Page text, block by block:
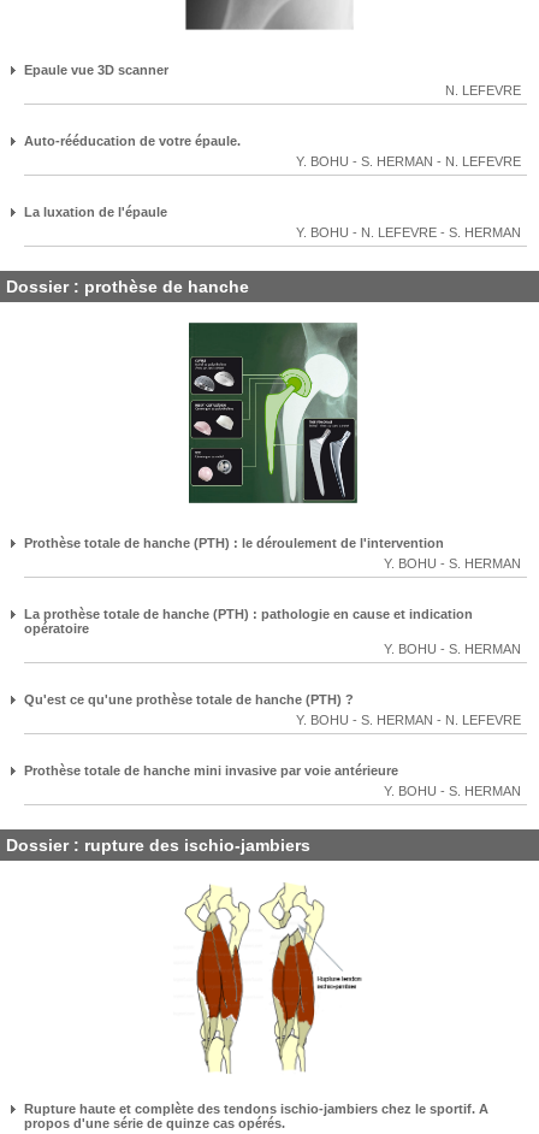
Epaule vue 3D scanner
N. LEFEVRE
Auto-rééducation de votre épaule.
Y. BOHU - S. HERMAN - N. LEFEVRE
La luxation de l'épaule
Y. BOHU - N. LEFEVRE - S. HERMAN
Dossier : prothèse de hanche
Prothèse totale de hanche (PTH) : le déroulement de l'intervention
Y. BOHU - S. HERMAN
La prothèse totale de hanche (PTH) : pathologie en cause et indication
opératoire
Y. BOHU - S. HERMAN
Qu'est ce qu'une prothèse totale de hanche (PTH) ?
Y. BOHU - S. HERMAN - N. LEFEVRE
Prothèse totale de hanche mini invasive par voie antérieure
Y. BOHU - S. HERMAN
Dossier : rupture des ischio-jambiers
Rupture haute et complète des tendons ischio-jambiers chez le sportif. A
propos d'une série de quinze cas opérés.